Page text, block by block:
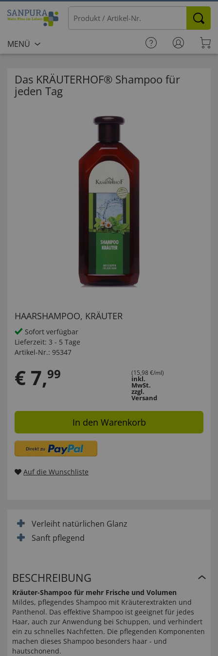
MENÜ
Das KRÄUTERHOF® Shampoo für
jeden Tag
HAARSHAMPOO, KRÄUTER
Sofort verfügbar
Lieferzeit: 3 - 5 Tage
Artikel-Nr.: 95347
€ 7,99 (15,98 €/ml)
inkl.
MwSt.
zzgl.
Versand
In den Warenkorb
Auf die Wunschliste
Verleiht natürlichen Glanz
Sanft pflegend
BESCHREIBUNG
Kräuter-Shampoo für mehr Frische und Volumen
Mildes, pflegendes Shampoo mit Kräuterextrakten und
Panthenol. Das effektive Shampoo ist geeignet für jedes
Haar, auch zur Anwendung bei Schuppen, und verhindert
ein zu schnelles Nachfetten. Die pflegenden Komponenten
machen dieses Shampoo besonders haar - und
hautschonend.